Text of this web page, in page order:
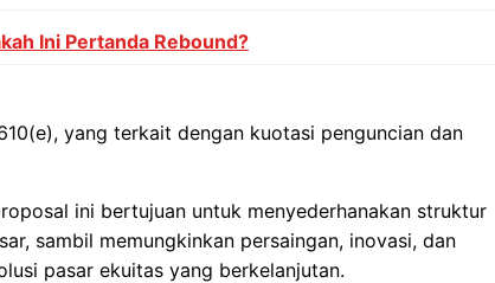
Ini Pertanda Rebound?
yang terkait dengan kuotasi penguncian dan
ini bertujuan untuk menyederhanakan struktur
sambil memungkinkan persaingan, inovasi, dan
pasar ekuitas yang berkelanjutan.